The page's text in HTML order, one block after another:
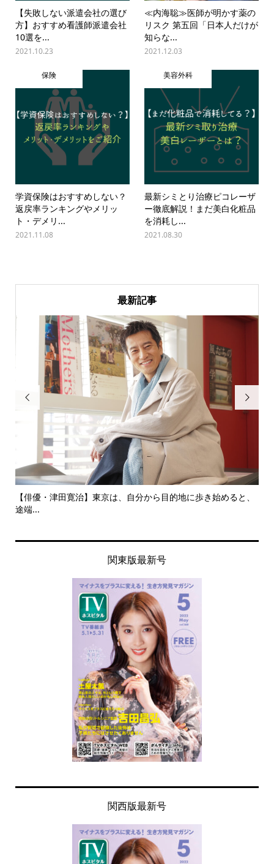
【失敗しない派遣会社の選び
方】おすすめ看護師派遣会社
10選を...
2021.10.23
≪内海聡≫医師が明かす薬の
リスク 第五回「日本人だけが
知らな...
2021.12.03
保険
学資保険はおすすめしない？
返戻率ランキングやメリッ
ト・デメリ...
2021.11.08
美容外科
最新シミとり治療ピコレーザ
ー徹底解説！まだ美白化粧品
を消耗し...
2021.08.30
最新記事

【俳優・津田寛治】東京は、自分から目的地に歩き始めると、
途端...

関東版最新号
関西版最新号